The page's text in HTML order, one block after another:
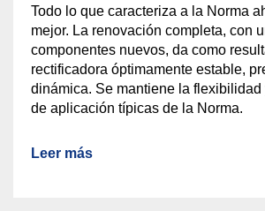
Todo lo que caracteriza a la Norma
mejor. La renovación completa, con
componentes nuevos, da como
rectificadora óptimamente estable,
dinámica. Se mantiene la flexibilidad
de aplicación típicas de la Norma.
Leer más